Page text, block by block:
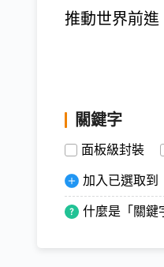
推動世界前進
關鍵字
面板級封裝
加入已選取到
什麼是「關鍵